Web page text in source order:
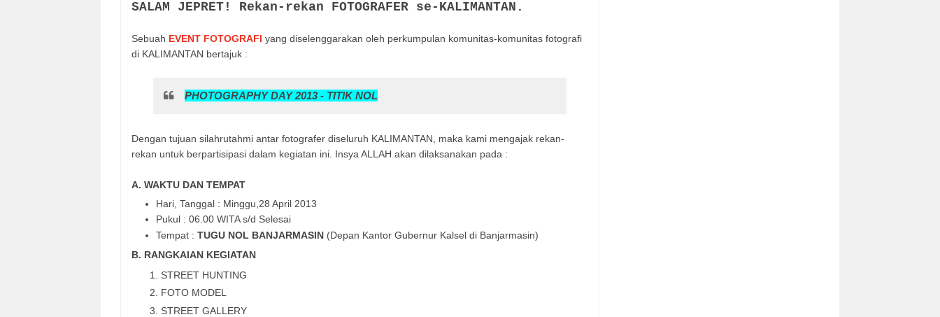
SALAM JEPRET! Rekan-rekan FOTOGRAFER se-KALIMANTAN.
Sebuah EVENT FOTOGRAFI yang diselenggarakan oleh perkumpulan komunitas-komunitas fotografi
di KALIMANTAN bertajuk :
PHOTOGRAPHY DAY 2013 - TITIK NOL
Dengan tujuan silahrutahmi antar fotografer diseluruh KALIMANTAN, maka kami mengajak rekan-
rekan untuk berpartisipasi dalam kegiatan ini. Insya ALLAH akan dilaksanakan pada :
A. WAKTU DAN TEMPAT
Hari, Tanggal : Minggu,28 April 2013
Pukul : 06.00 WITA s/d Selesai
Tempat : TUGU NOL BANJARMASIN (Depan Kantor Gubernur Kalsel di Banjarmasin)
B. RANGKAIAN KEGIATAN
STREET HUNTING
FOTO MODEL
STREET GALLERY